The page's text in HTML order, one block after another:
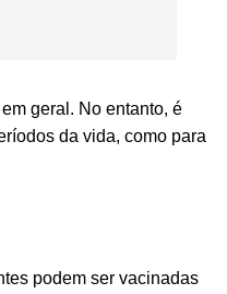
geral. No entanto, é
da vida, como para
podem ser vacinadas